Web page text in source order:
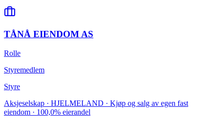
TÅNÅ EIENDOM AS
Rolle
Styremedlem
Styre
Aksjeselskap · HJELMELAND · Kjøp og salg av egen fast
eiendom · 100,0% eierandel